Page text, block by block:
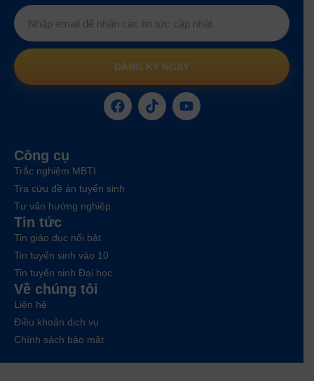
ĐĂNG KÝ NGAY
Công cụ
Trắc nghiệm MBTI
Tra cứu đề án tuyển sinh
Tư vấn hướng nghiệp
Tin tức
Tin giáo dục nổi bật
Tin tuyển sinh vào 10
Tin tuyển sinh Đại học
Về chúng tôi
Liên hệ
Điều khoản dịch vụ
Chính sách bảo mật